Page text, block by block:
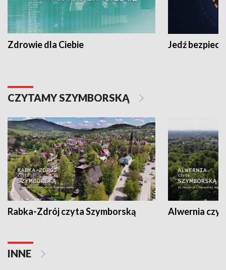
Zdrowie dla Ciebie Jedź
CZYTAMY SZYMBORSKĄ
Rabka-Zdrój czyta Szymborską Alwernia
INNE